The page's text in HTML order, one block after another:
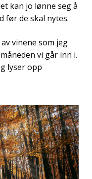
kan jo lønne seg å
før de skal nytes.
vinene som jeg
vi går inn i.
lyser opp